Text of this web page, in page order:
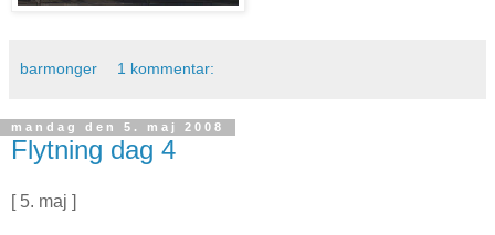
barmonger 1 kommentar:
mandag den 5. maj 2008
Flytning dag 4
[ 5. maj ]